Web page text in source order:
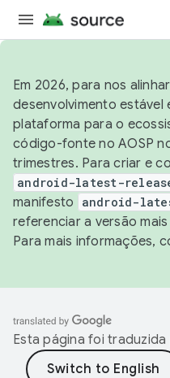
Em 2026, para nos
desenvolvimento estável
plataforma para o
código-fonte no AOSP
trimestres. Para criar e
android-latest-
manifesto
android-
referenciar a versão
Para mais informações,
Esta página foi traduzida